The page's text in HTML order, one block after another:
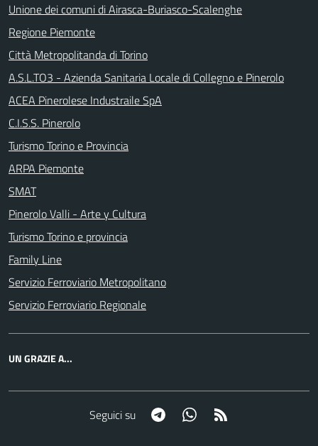
Unione dei comuni di Airasca-Buriasco-Scalenghe
Regione Piemonte
Città Metropolitanda di Torino
A.S.L.TO3 - Azienda Sanitaria Locale di Collegno e Pinerolo
ACEA Pinerolese Industraile SpA
C.I.S.S. Pinerolo
Turismo Torino e Provincia
ARPA Piemonte
SMAT
Pinerolo Valli - Arte y Cultura
Turismo Torino e provincia
Family Line
Servizio Ferroviario Metropolitano
Servizio Ferroviario Regionale
UN GRAZIE A...
Seguici su Telegram Whatsapp